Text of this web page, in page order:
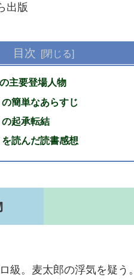
出版
目次
主要登場人物
簡単なあらすじ
起承転結
読んだ読書感想
級。麦太郎の浮気を疑う。